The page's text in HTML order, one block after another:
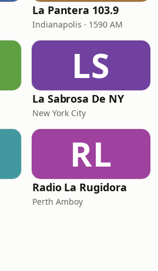
La Pantera 103.9
Indianapolis · 1590 AM
LS
La Sabrosa De NY
New York City
RL
Radio La Rugidora
Perth Amboy